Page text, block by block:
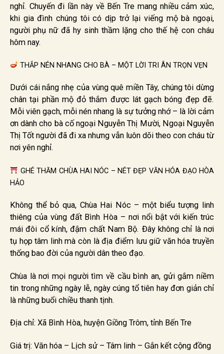
nghỉ. Chuyến đi lần này về Bến Tre mang nhiều cảm xúc,
khi gia đình chúng tôi có dịp trở lại viếng mộ bà ngoại,
người phụ nữ đã hy sinh thầm lặng cho thế hệ con cháu
hôm nay.
THẮP NÉN NHANG CHO BÀ – MỘT LỜI TRI ÂN TRỌN VẸN
Dưới cái nắng nhẹ của vùng quê miền Tây, chúng tôi dừng
chân tại phần mộ đỏ thắm được lát gạch bóng đẹp đẽ.
Mỗi viên gạch, mỗi nén nhang là sự tưởng nhớ – là lời cảm
ơn dành cho bà cố ngoại Nguyễn Thị Mười, Ngoại Nguyễn
Thị Tốt người đã đi xa nhưng vẫn luôn dõi theo con cháu từ
nơi yên nghỉ.
GHÉ THĂM CHÙA HAI NÓC – NÉT ĐẸP VĂN HÓA ĐẠO HÒA
HẢO
Không thể bỏ qua, Chùa Hai Nóc – một biểu tượng linh
thiêng của vùng đất Bình Hòa – nơi nổi bật với kiến trúc
mái đôi cổ kính, đậm chất Nam Bộ. Đây không chỉ là nơi
tụ họp tâm linh mà còn là địa điểm lưu giữ văn hóa truyền
thống bao đời của người dân theo đạo.
Chùa là nơi mọi người tìm về cầu bình an, gửi gắm niềm
tin trong những ngày lễ, ngày cúng tổ tiên hay đơn giản chỉ
là những buổi chiều thanh tịnh.
Địa chỉ: Xã Bình Hòa, huyện Giồng Trôm, tỉnh Bến Tre
Giá trị: Văn hóa – Lịch sử – Tâm linh – Gắn kết cộng đồng